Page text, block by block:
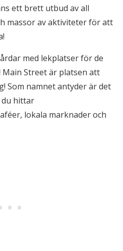
ett brett utbud av all
massor av aktiviteter för att
med lekplatser för de
Street är platsen att
Som namnet antyder är det
du hittar
lokala marknader och